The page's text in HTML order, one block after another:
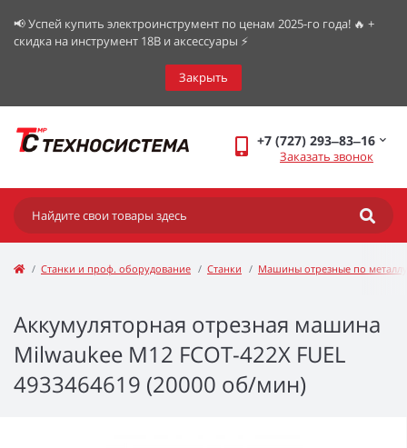
📢 Успей купить электроинструмент по ценам 2025-го года! 🔥 +
скидка на инструмент 18В и аксессуары ⚡️
Закрыть
+7 (727) 293‒83‒16
Заказать звонок
Станки и проф. оборудование Станки Машины отрезные по металлу
Аккумуляторная отрезная машина
Milwaukee M12 FCOT-422X FUEL
4933464619 (20000 об/мин)